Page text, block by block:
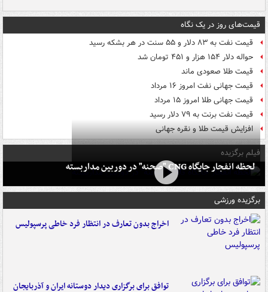
قیمت‌های روز در یک نگاه
قیمت نفت به ۸۳ دلار و ۵۵ سنت در هر بشکه رسید
حواله دلار ۱۵۴ هزار و ۴۵۱ تومان شد
قیمت طلا صعودی ماند
قیمت جهانی نفت امروز ۱۶ مرداد
قیمت جهانی طلا امروز ۱۵ مرداد
قیمت نفت برنت به ۷۹ دلار رسید
افزایش قیمت طلا و نقره جهانی
فیلم برگزیده
لحظه انفجار جایگاه CNG "صحنه" در دوربین مداربسته
برگزیده ورزشی
اخراج بدون تعارف در انتظار فرد خاطی پرسپولیس
توافق برای برگزاری دیدار دوستانه ایران و آذربایجان